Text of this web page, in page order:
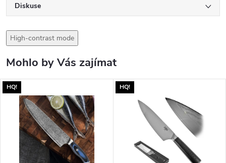
Diskuse
High-contrast mode
Mohlo by Vás zajímat
HQ! HQ!